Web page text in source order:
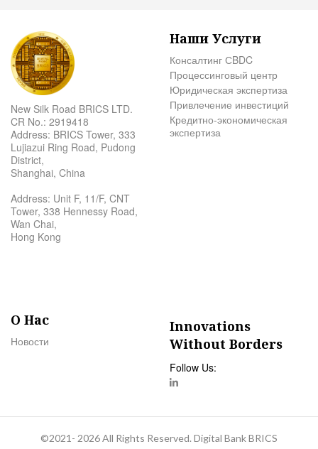
New Silk Road BRICS LTD.
CR No.: 2919418
Address: BRICS Tower, 333
Lujiazui Ring Road, Pudong
District,
Shanghai, China
Address: Unit F, 11/F, CNT
Tower, 338 Hennessy Road,
Wan Chai,
Hong Kong
Наши Услуги
Консалтинг СBDC
Процессинговый центр
Юридическая экспертиза
Привлечение инвестиций
Кредитно-экономическая
экспертиза
О Нас
Новости
Innovations
Without Borders
Follow Us:
©2021- 2026 All Rights Reserved. Digital Bank BRICS